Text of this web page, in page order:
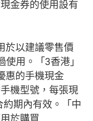
金券的使用設有
於以建議零售價
用。「3香港」
惠的手機現金
機型號，每張現
期內有效。「中
於購買